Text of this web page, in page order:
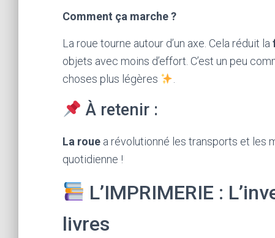
Comment ça marche ?
La roue tourne autour d’un axe. Cela réduit la
objets avec moins d’effort. C’est un peu
choses plus légères
À retenir :
La roue a révolutionné les transports et les
quotidienne !
L’IMPRIMERIE :
livres